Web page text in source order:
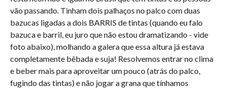
vão passando. Tinham dois palhaços no palco com duas
bazucas ligadas a dois BARRIS de tintas (quando eu falo
bazuca e barril, eu juro que não estou dramatizando - vide
foto abaixo), molhando a galera que essa altura já estava
completamente bêbada e suja! Resolvemos entrar no clima
e beber mais para aproveitar um pouco (atrás do palco,
fugindo das tintas) e não jogar a grana que tínhamos